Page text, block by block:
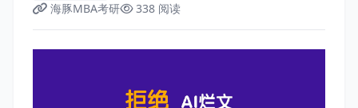
海豚MBA考研
338 阅读